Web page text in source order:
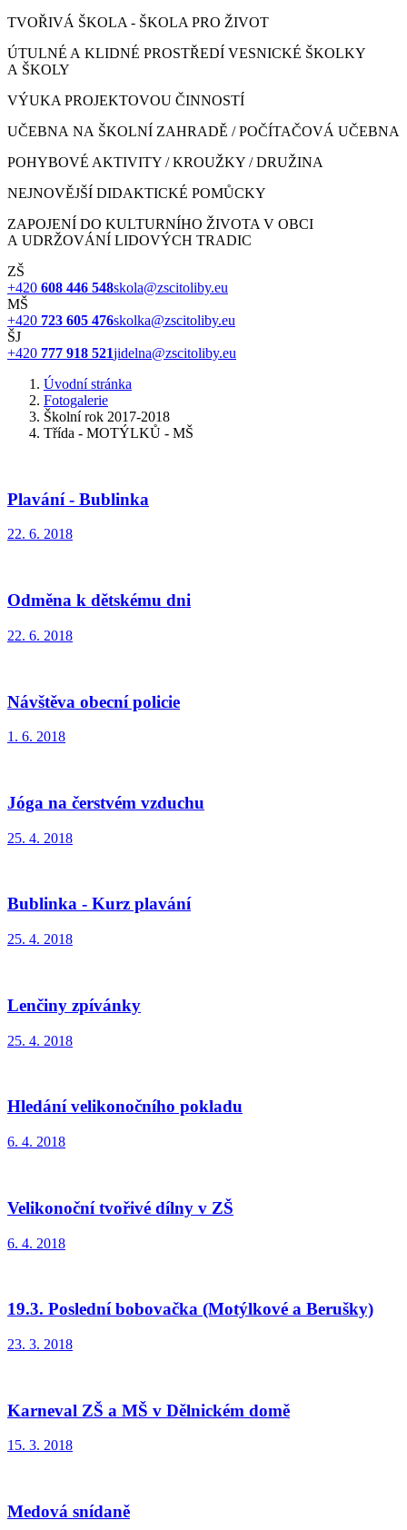
TVOŘIVÁ ŠKOLA - ŠKOLA PRO ŽIVOT
ÚTULNÉ A KLIDNÉ PROSTŘEDÍ VESNICKÉ ŠKOLKY
A ŠKOLY
VÝUKA PROJEKTOVOU ČINNOSTÍ
UČEBNA NA ŠKOLNÍ ZAHRADĚ / POČÍTAČOVÁ UČEBNA
POHYBOVÉ AKTIVITY / KROUŽKY / DRUŽINA
NEJNOVĚJŠÍ DIDAKTICKÉ POMŮCKY
ZAPOJENÍ DO KULTURNÍHO ŽIVOTA V OBCI
A UDRŽOVÁNÍ LIDOVÝCH TRADIC
ZŠ
+420 608 446 548skola@zscitoliby.eu
MŠ
+420 723 605 476skolka@zscitoliby.eu
ŠJ
+420 777 918 521jidelna@zscitoliby.eu
Úvodní stránka
Fotogalerie
Školní rok 2017-2018
Třída - MOTÝLKŮ - MŠ
Plavání - Bublinka
22. 6. 2018
Odměna k dětskému dni
22. 6. 2018
Návštěva obecní policie
1. 6. 2018
Jóga na čerstvém vzduchu
25. 4. 2018
Bublinka - Kurz plavání
25. 4. 2018
Lenčiny zpívánky
25. 4. 2018
Hledání velikonočního pokladu
6. 4. 2018
Velikonoční tvořivé dílny v ZŠ
6. 4. 2018
19.3. Poslední bobovačka (Motýlkové a Berušky)
23. 3. 2018
Karneval ZŠ a MŠ v Dělnickém domě
15. 3. 2018
Medová snídaně